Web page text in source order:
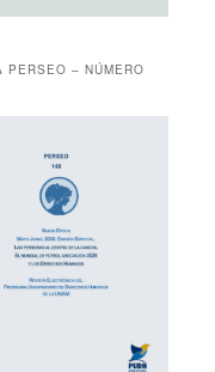
PERSEO – NÚMERO